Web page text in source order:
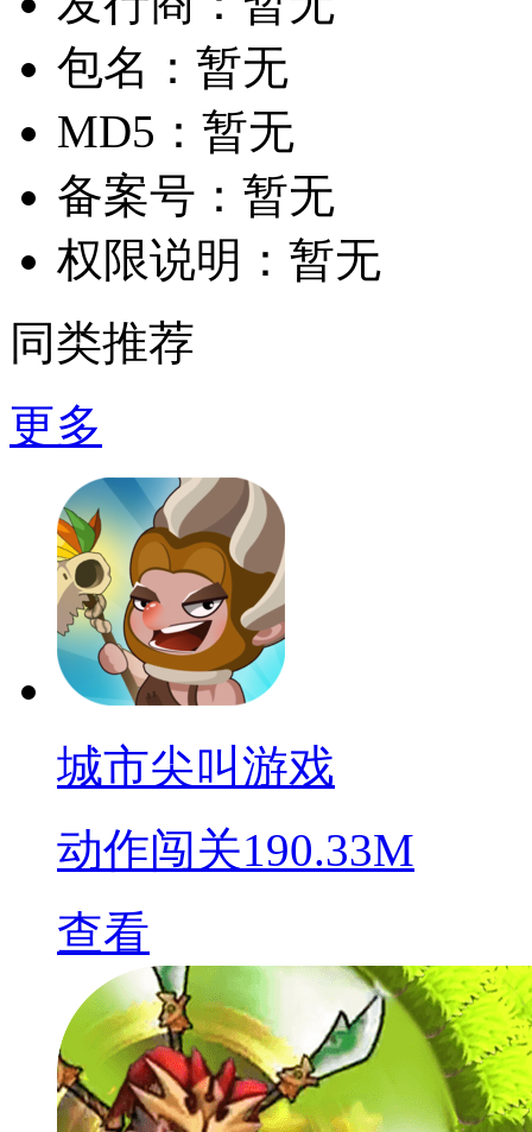
包名： 暂无
MD5： 暂无
备案号： 暂无
权限说明： 暂无
同类推荐
更多
城市尖叫游戏
动作闯关190.33M
查看